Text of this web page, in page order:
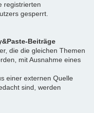
registrierten
gesperrt.
Beiträge
die die gleichen Themen
mit Ausnahme eines
einer externen Quelle
sind, werden